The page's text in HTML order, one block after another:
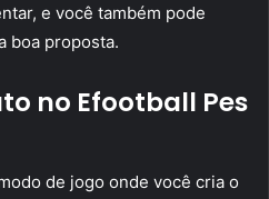
e você também pode
boa proposta.
no Efootball Pes
de jogo onde você cria o